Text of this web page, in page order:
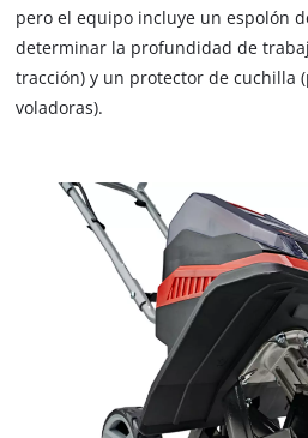
pero el equipo incluye un espolón
determinar la profundidad de
tracción) y un protector de cuchilla
voladoras).